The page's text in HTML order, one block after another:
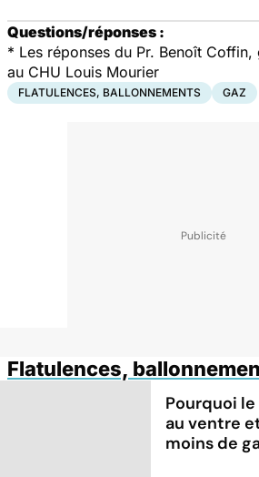
Questions/réponses :
* Les réponses du Pr. Benoît
au CHU Louis Mourier
FLATULENCES, BALLONNEMENTS GAZ
Flatulences,
Pourquoi
au ventre
moins de